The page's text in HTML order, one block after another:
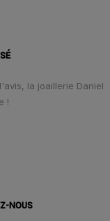
la joaillerie Daniel
!
NOUS